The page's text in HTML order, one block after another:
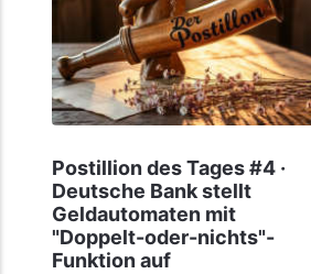
Postillion des Tages #4 ·
Deutsche Bank stellt
Geldautomaten mit
"Doppelt-oder-nichts"-
Funktion auf